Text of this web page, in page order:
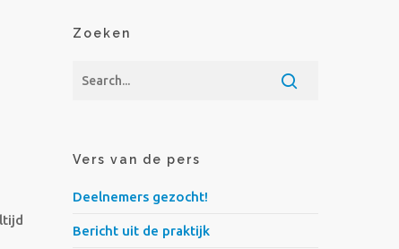
Zoeken
Vers van de pers
Deelnemers gezocht!
Bericht uit de praktijk